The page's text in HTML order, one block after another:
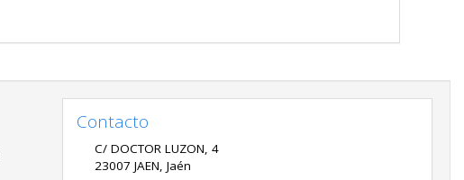
Contacto
C/ DOCTOR LUZON, 4
23007 JAEN, Jaén